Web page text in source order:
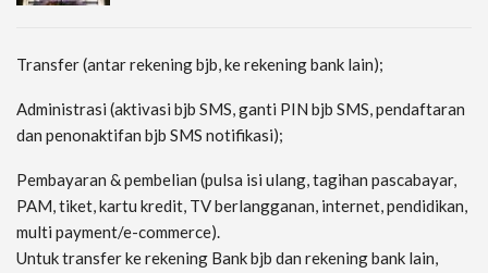
Transfer (antar rekening bjb, ke rekening bank lain);
Administrasi (aktivasi bjb SMS, ganti PIN bjb SMS, pendaftaran
dan penonaktifan bjb SMS notifikasi);
Pembayaran & pembelian (pulsa isi ulang, tagihan pascabayar,
PAM, tiket, kartu kredit, TV berlangganan, internet, pendidikan,
multi payment/e-commerce).
Untuk transfer ke rekening Bank bjb dan rekening bank lain,